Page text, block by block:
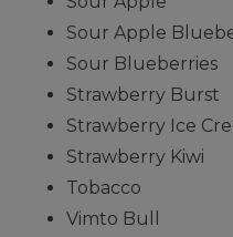
Sour Apple
Sour Blueberries
Strawberry Burst
Strawberry Ice
Strawberry Kiwi
Tobacco
Vimto Bull